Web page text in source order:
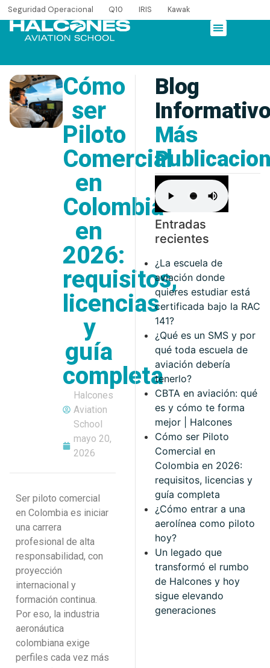
Seguridad Operacional Q10 IRIS Kawak
Cómo
ser
Piloto
Comercial
en
Colombia
en
2026:
requisitos,
licencias
y
guía
completa
Halcones
Aviation
School
mayo 20,
2026
Ser piloto comercial
en Colombia es iniciar
una carrera
profesional de alta
responsabilidad, con
proyección
internacional y
formación continua.
Por eso, la industria
aeronáutica
colombiana exige
perfiles cada vez más
Blog
Más
Entradas
recientes
¿La escuela de
aviación donde
quieres estudiar está
certificada bajo la RAC
141?
¿Qué es un SMS y por
qué toda escuela de
aviación debería
tenerlo?
CBTA en aviación: qué
es y cómo te forma
mejor | Halcones
Cómo ser Piloto
Comercial en
Colombia en 2026:
requisitos, licencias y
guía completa
¿Cómo entrar a una
aerolínea como piloto
hoy?
Un legado que
transformó el rumbo
de Halcones y hoy
sigue elevando
generaciones